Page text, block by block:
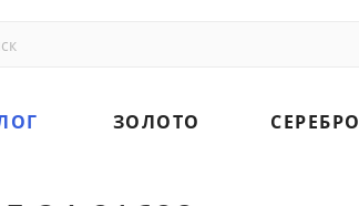
ЗОЛОТО СЕРЕБРО